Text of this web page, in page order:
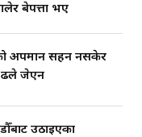
बेपत्ता भए
अपमान सहन नसकेर
जेएन
उठाइएका